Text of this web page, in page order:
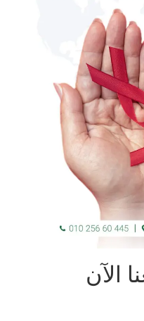
الآن